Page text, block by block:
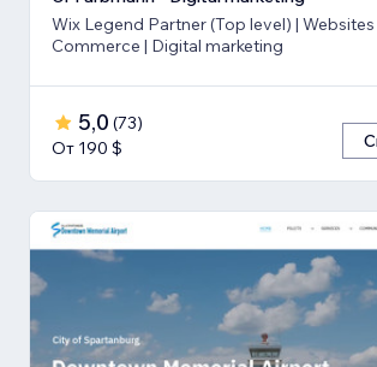
Wix Legend Partner (Top level) | Websites
Commerce | Digital marketing
5,0 (73)
От 190 $